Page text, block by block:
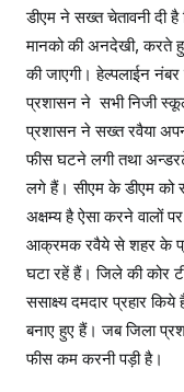
डीएम ने सख्त चेतावनी दी
मानको की अनदेखी, करते
की जाएगी। हेल्पलाईन नंबर
प्रशासन ने सभी निजी
प्रशासन ने सख्त रवैया
फीस घटने लगी तथा
लगे हैं। सीएम के डीएम को
अक्षम्य है ऐसा करने वालों
आक्रमक रवैये से शहर के
घटा रहें हैं। जिले की कोर
ससाक्ष्य दमदार प्रहार
बनाए हुए हैं। जब जिला
फीस कम करनी पड़ी है।